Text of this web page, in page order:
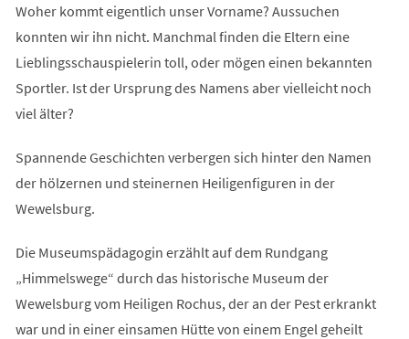
Woher kommt eigentlich unser Vorname? Aussuchen
konnten wir ihn nicht. Manchmal finden die Eltern eine
Lieblingsschauspielerin toll, oder mögen einen bekannten
Sportler. Ist der Ursprung des Namens aber vielleicht noch
viel älter?
Spannende Geschichten verbergen sich hinter den Namen
der hölzernen und steinernen Heiligenfiguren in der
Wewelsburg.
Die Museumspädagogin erzählt auf dem Rundgang
„Himmelswege“ durch das historische Museum der
Wewelsburg vom Heiligen Rochus, der an der Pest erkrankt
war und in einer einsamen Hütte von einem Engel geheilt